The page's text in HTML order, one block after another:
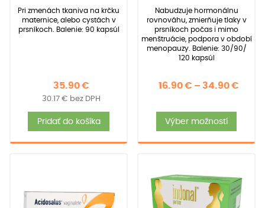
základe
zákazníckych
recenzií
Pri zmenách tkaniva na krčku
maternice, alebo cystách v
prsníkoch. Balenie: 90 kapsúl
35.90€
30.17 € bez DPH
Pridať do košíka
základe
zákazníckych
recenzií
Nabudzuje hormonálnu
rovnováhu, zmierňuje tlaky v
prsníkoch počas i mimo
menštruácie, podpora v období
menopauzy. Balenie: 30/90/
120 kapsúl
16.90€ – 34.90€
Výber možností
má
si